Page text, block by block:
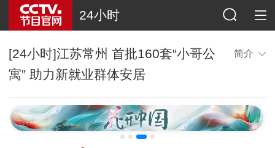
24小时
[24小时]江苏常州 首批160套“小哥公
寓” 助力新就业群体安居
简介